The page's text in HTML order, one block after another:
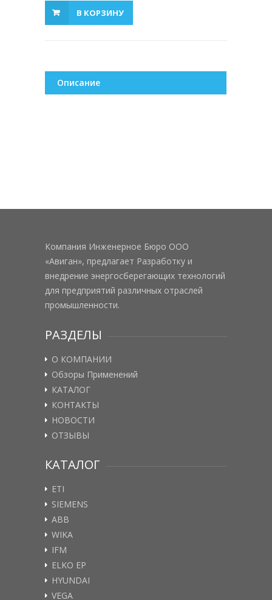
В КОРЗИНУ
Описание
Компания Инженерное Бюро ООО
«Авиган», предлагает Разработку и
внедрение энергосберегающих технологий
для предприятий различных отраслей
промышленности.
РАЗДЕЛЫ
О КОМПАНИИ
Обзоры Применений
КАТАЛОГ
КОНТАКТЫ
НОВОСТИ
ОТЗЫВЫ
КАТАЛОГ
ETI
SIEMENS
ABB
WIKA
IFM
ELKO EP
HYUNDAI
VEGA